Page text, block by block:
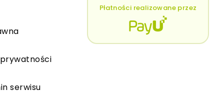
serwisu
Płatności realizowane przez